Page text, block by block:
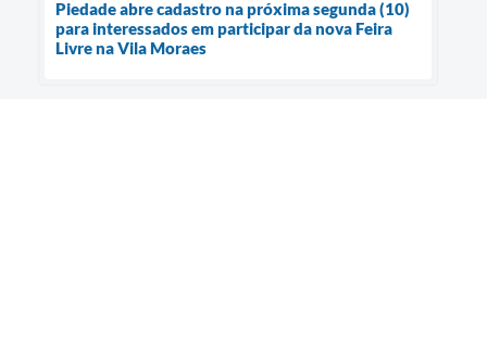
Piedade abre cadastro na próxima segunda (10)
para interessados em participar da nova Feira
Livre na Vila Moraes